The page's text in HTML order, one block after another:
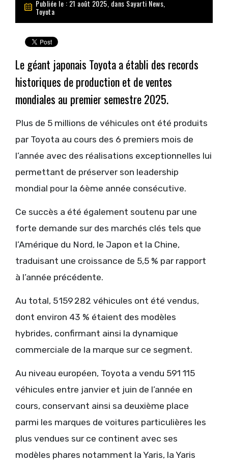
Publiée le : 21 août 2025, dans Sayarti News
Toyota
Le géant japonais Toyota a établi des records
historiques de production et de ventes
mondiales au premier semestre 2025.
Plus de 5 millions de véhicules ont été produits
par Toyota au cours des 6 premiers mois de
l’année avec des réalisations exceptionnelles lui
permettant de préserver son leadership
mondial pour la 6ème année consécutive.
Ce succès a été également soutenu par une
forte demande sur des marchés clés tels que
l’Amérique du Nord, le Japon et la Chine,
traduisant une croissance de 5,5 % par rapport
à l’année précédente.
Au total, 5 159 282 véhicules ont été vendus,
dont environ 43 % étaient des modèles
hybrides, confirmant ainsi la dynamique
commerciale de la marque sur ce segment.
Au niveau européen, Toyota a vendu 591 115
véhicules entre janvier et juin de l’année en
cours, conservant ainsi sa deuxième place
parmi les marques de voitures particulières les
plus vendues sur ce continent avec ses
modèles phares notamment la Yaris, la Yaris